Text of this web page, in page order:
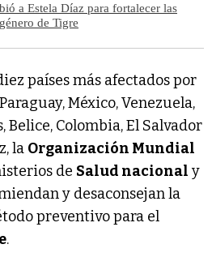
a Estela Díaz para fortalecer las
de Tigre
países más afectados por
México, Venezuela,
Colombia, El Salvador
la Organización Mundial
de Salud nacional y
y desaconsejan la
preventivo para el
.